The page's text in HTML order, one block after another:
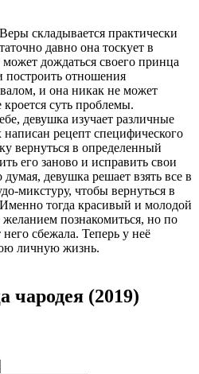
складывается практически
давно она тоскует в
дождаться своего принца
построить отношения
и она никак не может
суть проблемы.
девушка изучает различные
рецепт специфического
вернуться в определенный
его заново и исправить свои
девушка решает взять все в
микстуру, чтобы вернуться в
тогда красивый и молодой
познакомиться, но по
сбежала. Теперь у неё
личную жизнь.
чародея (2019)